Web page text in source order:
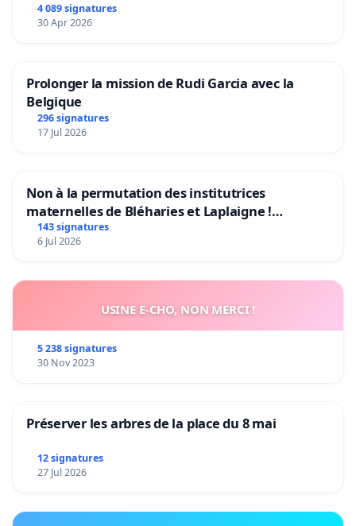
4 089 signatures
30 Apr 2026
Prolonger la mission de Rudi Garcia avec la
Belgique
296 signatures
17 Jul 2026
Non à la permutation des institutrices
maternelles de Bléharies et Laplaigne !
Préservons la stabilité de nos enfants.
143 signatures
6 Jul 2026
USINE E-CHO, NON MERCI !
5 238 signatures
30 Nov 2023
Préserver les arbres de la place du 8 mai
12 signatures
27 Jul 2026